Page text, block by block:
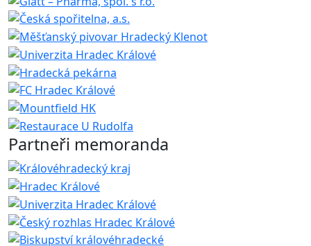
Partneři memoranda